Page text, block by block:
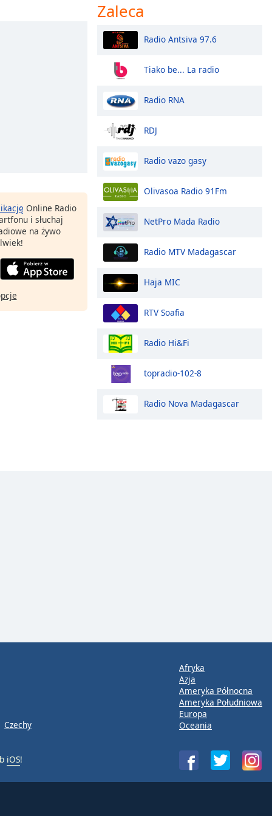
Online Radio
i słuchaj
na żywo
Zaleca
Radio Antsiva 97.6
Tiako be... La radio
Radio RNA
RDJ
Radio vazo gasy
Olivasoa Radio 91Fm
NetPro Mada Radio
Radio MTV Madagascar
Haja MIC
RTV Soafia
Radio Hi&Fi
topradio-102-8
Radio Nova Madagascar
Czechy
iOS!
Afryka
Azja
Ameryka Północna
Ameryka Południowa
Europa
Oceania